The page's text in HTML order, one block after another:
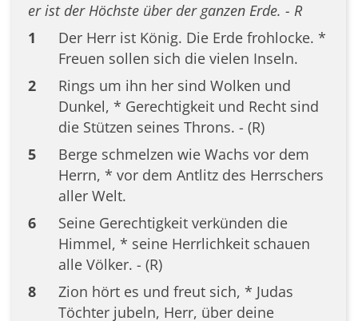
er ist der Höchste über der ganzen Erde. - R
1
Der Herr ist König. Die Erde frohlocke. *
Freuen sollen sich die vielen Inseln.
2
Rings um ihn her sind Wolken und
Dunkel, * Gerechtigkeit und Recht sind
die Stützen seines Throns. - (R)
5
Berge schmelzen wie Wachs vor dem
Herrn, * vor dem Antlitz des Herrschers
aller Welt.
6
Seine Gerechtigkeit verkünden die
Himmel, * seine Herrlichkeit schauen
alle Völker. - (R)
8
Zion hört es und freut sich, * Judas
Töchter jubeln, Herr, über deine